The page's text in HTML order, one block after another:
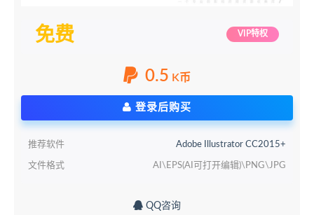
免费 VIP特权
0.5 K币
登录后购买
推荐软件 Adobe Illustrator CC2015+
文件格式 AI\EPS(AI可打开编辑)\PNG\JPG
QQ咨询